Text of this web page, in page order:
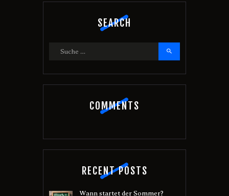
SEARCH
nach:
COMMENTS
RECENT POSTS
Wann startet der Sommer?